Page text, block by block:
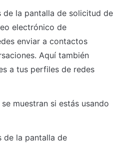
de la pantalla de solicitud de
electrónico de
enviar a contactos
Aquí también
a tus perfiles de redes
muestran si estás usando
de la pantalla de